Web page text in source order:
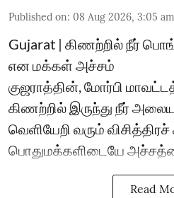
Published on: 08 Aug 2026, 3:05 am
Gujarat | கிணற்றில் நீர்
என மக்கள் அச்சம்
குஜராத்தின், மோர்பி
கிணற்றில் இருந்து நீர்
வெளியேறி வரும்
பொதுமக்களிடையே
Read